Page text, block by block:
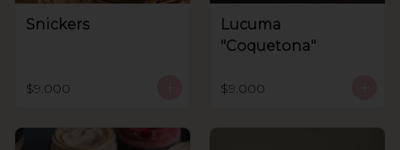
Snickers
$9.000
Lucuma
"Coquetona"
$9.000